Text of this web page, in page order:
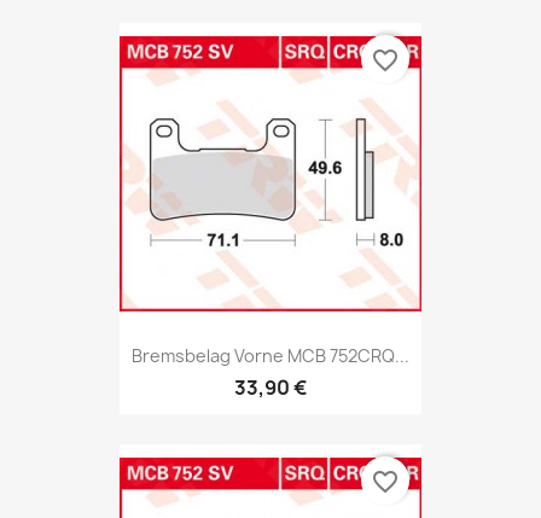
Bremsbelag Vorne MCB 752CRQ...
33,90 €
favorite_border
favorite_border